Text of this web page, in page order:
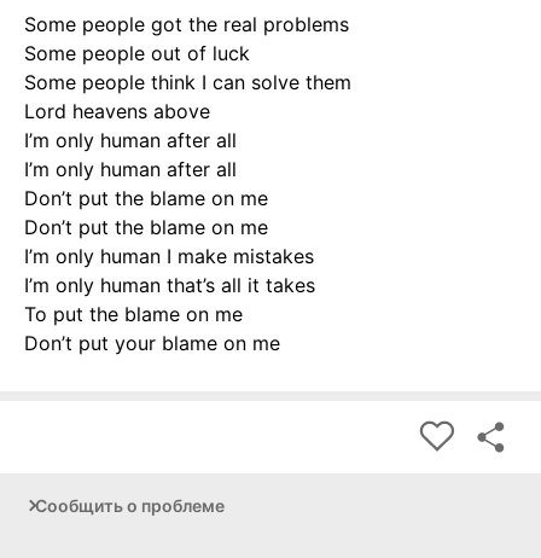
Some people got the real problems
Some people out of luck
Some people think I can solve them
Lord heavens above
I’m only human after all
I’m only human after all
Don’t put the blame on me
Don’t put the blame on me
I’m only human I make mistakes
I’m only human that’s all it takes
To put the blame on me
Don’t put your blame on me
Сообщить о проблеме